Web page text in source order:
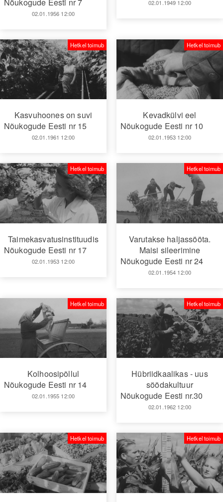
02.01.1956 12:00
02.01.1949 12:00
Kasvuhoones on suvi
Nõukogude Eesti nr 15
02.01.1961 12:00
Hetkel toimub
Kevadkülvi eel
Nõukogude Eesti nr 10
02.01.1953 12:00
Hetkel toimub
Taimekasvatusinstituudis
Nõukogude Eesti nr 17
02.01.1953 12:00
Hetkel toimub
Varutakse haljassööta.
Maisi sileerimine
Nõukogude Eesti nr 24
02.01.1954 12:00
Hetkel toimub
Kolhoosipõllul
Nõukogude Eesti nr 14
02.01.1955 12:00
Hetkel toimub
Hübriidkaalikas - uus
söödakultuur
Nõukogude Eesti nr.30
02.01.1962 12:00
Hetkel toimub
Hetkel toimub Hetkel toimub